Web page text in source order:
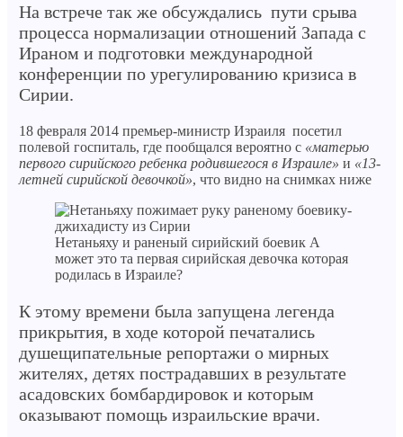
На встрече так же обсуждались пути срыва
процесса нормализации отношений Запада с
Ираном и подготовки международной
конференции по урегулированию кризиса в
Сирии.
18 февраля 2014 премьер-министр Израиля посетил
полевой госпиталь, где пообщался вероятно с «матерью
первого сирийского ребенка родившегося в Израиле» и «13-
летней сирийской девочкой», что видно на снимках ниже
Нетаньяху и раненый сирийский боевик А
может это та первая сирийская девочка которая
родилась в Израиле?
К этому времени была запущена легенда
прикрытия, в ходе которой печатались
душещипательные репортажи о мирных
жителях, детях пострадавших в результате
асадовских бомбардировок и которым
оказывают помощь израильские врачи.